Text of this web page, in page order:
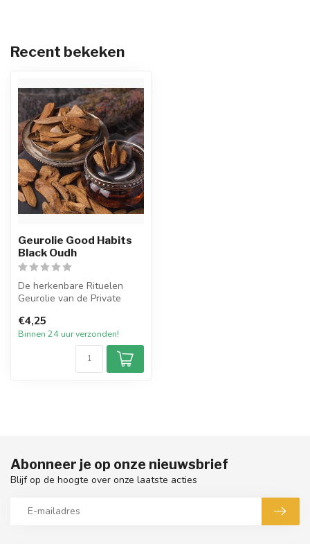
Recent bekeken
Geurolie Good Habits
Black Oudh
De herkenbare Rituelen
Geurolie van de Private
Ervaar met...
€4,25
Binnen 24 uur verzonden!
Abonneer je op onze nieuwsbrief
Blijf op de hoogte over onze laatste acties